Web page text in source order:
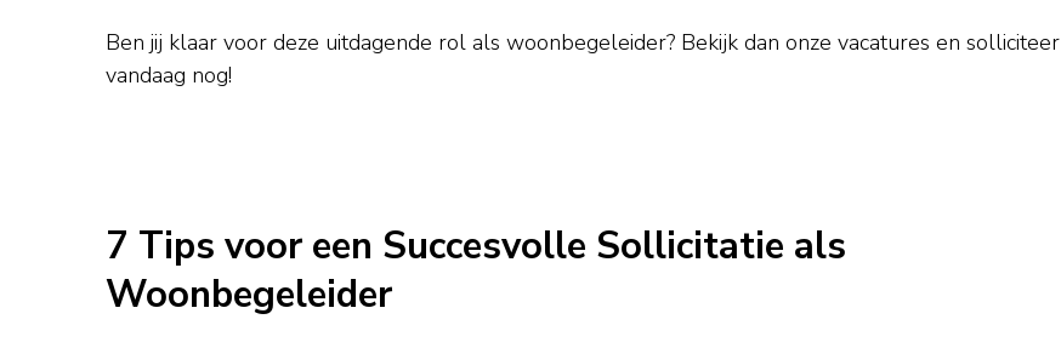
Ben jij klaar voor deze uitdagende rol als woonbegeleider? Bekijk dan onze vacatures en solliciteer
vandaag nog!
7 Tips voor een Succesvolle Sollicitatie als
Woonbegeleider